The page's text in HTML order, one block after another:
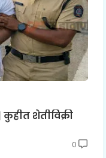
शेतीविक्री
0